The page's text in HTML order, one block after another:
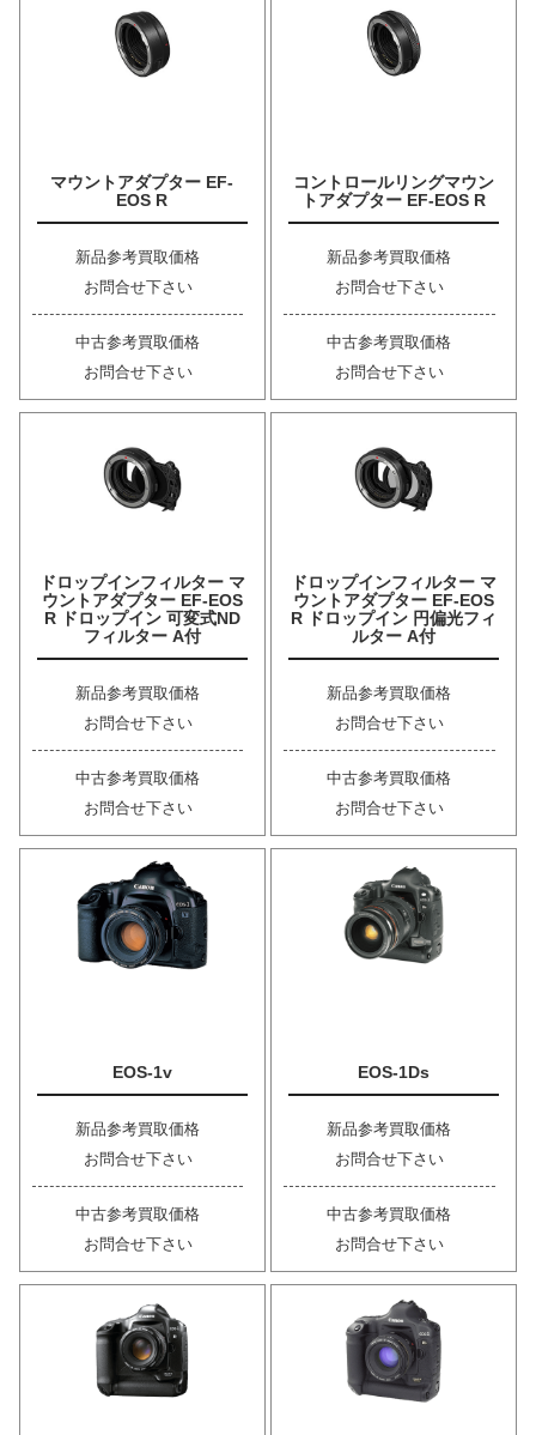
マウントアダプター EF-
EOS R
新品参考買取価格
お問合せ下さい
中古参考買取価格
お問合せ下さい
コントロールリングマウン
トアダプター EF-EOS R
新品参考買取価格
お問合せ下さい
中古参考買取価格
お問合せ下さい
ドロップインフィルター マ
ウントアダプター EF-EOS
R ドロップイン 可変式ND
フィルター A付
新品参考買取価格
お問合せ下さい
中古参考買取価格
お問合せ下さい
ドロップインフィルター マ
ウントアダプター EF-EOS
R ドロップイン 円偏光フィ
ルター A付
新品参考買取価格
お問合せ下さい
中古参考買取価格
お問合せ下さい
EOS-1v
新品参考買取価格
お問合せ下さい
中古参考買取価格
お問合せ下さい
EOS-1Ds
新品参考買取価格
お問合せ下さい
中古参考買取価格
お問合せ下さい